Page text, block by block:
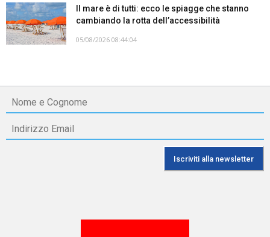
Il mare è di tutti: ecco le spiagge che stanno
cambiando la rotta dell’accessibilità
05/08/2026 08:44:04